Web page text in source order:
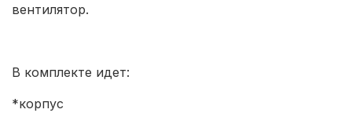
вентилятор.
В комплекте идет:
*корпус